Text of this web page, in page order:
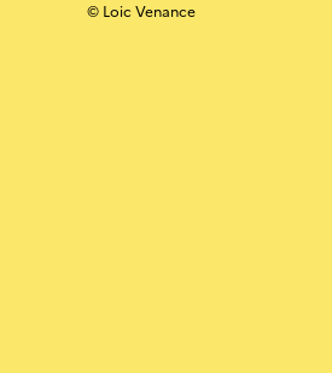
© Loic Venance